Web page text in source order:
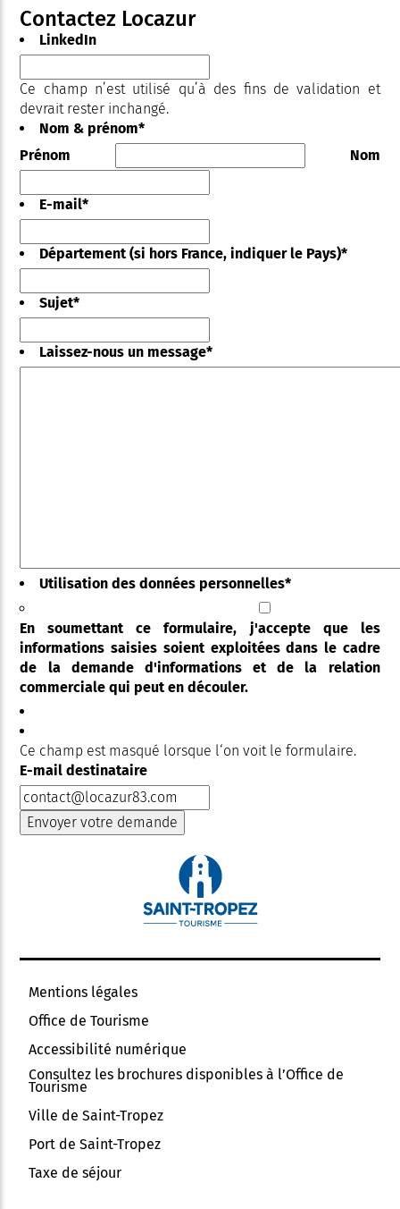
Contactez Locazur
LinkedIn
Ce champ n’est utilisé qu’à des fins de validation et
devrait rester inchangé.
Nom & prénom*
Prénom
Nom
E-mail*
Département (si hors France, indiquer le Pays)*
Sujet*
Laissez-nous un message*
Utilisation des données personnelles*
En soumettant ce formulaire, j'accepte que les
informations saisies soient exploitées dans le cadre
de la demande d'informations et de la relation
commerciale qui peut en découler.
Ce champ est masqué lorsque l‘on voit le formulaire.
E-mail destinataire
Mentions légales
Office de Tourisme
Accessibilité numérique
Consultez les brochures disponibles à l’Office de
Tourisme
Ville de Saint-Tropez
Port de Saint-Tropez
Taxe de séjour